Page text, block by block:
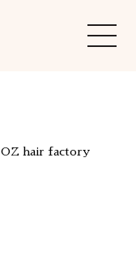
OZ hair factory